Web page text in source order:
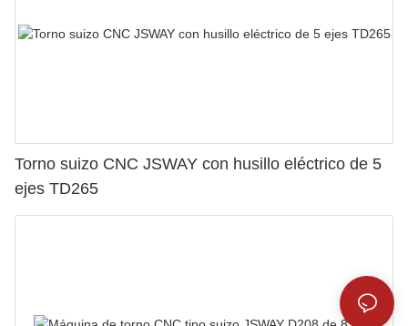
Torno suizo CNC JSWAY con husillo eléctrico de 5
ejes TD265